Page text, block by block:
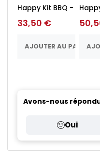
Happy Kit BBQ -
33,50 €
AJOUTER AU PANIER
Avons-nous
Oui